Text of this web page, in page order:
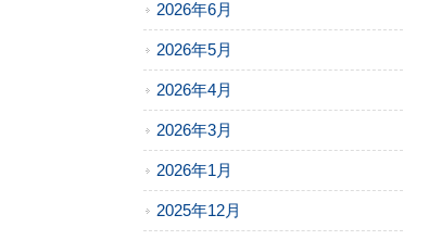
2026年6月
2026年5月
2026年4月
2026年3月
2026年1月
2025年12月